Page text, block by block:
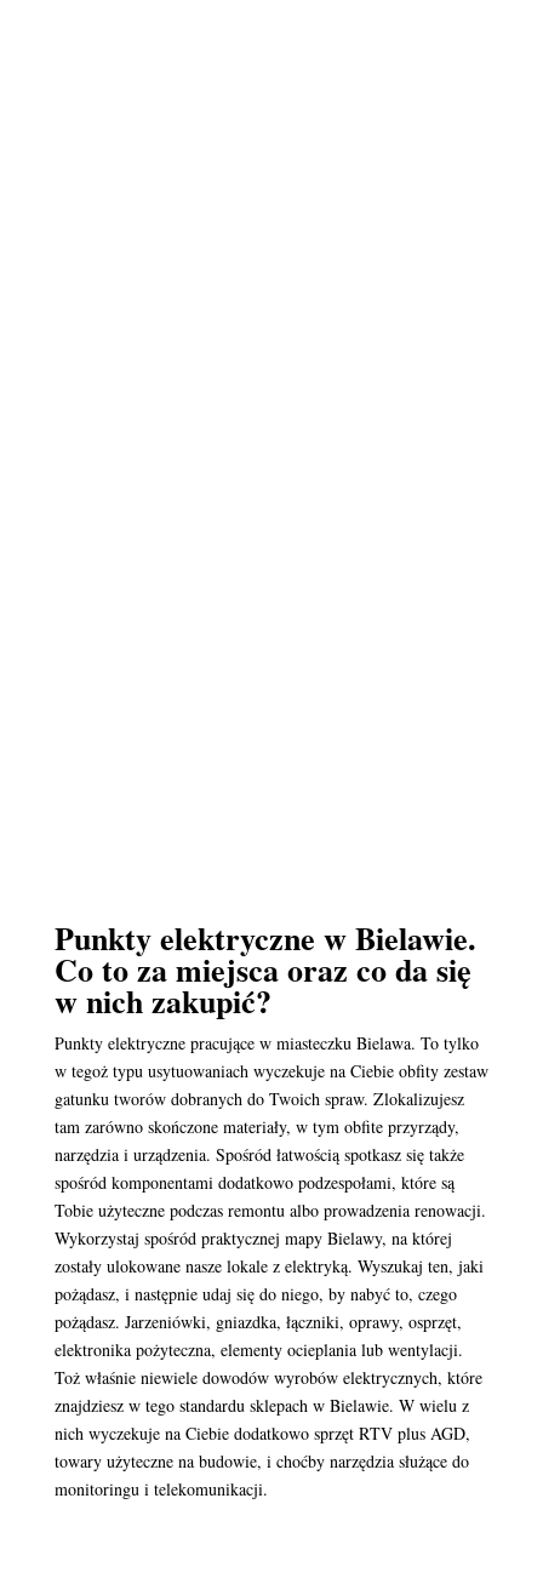
Punkty elektryczne w Bielawie.
Co to za miejsca oraz co da się
w nich zakupić?
Punkty elektryczne pracujące w miasteczku Bielawa. To tylko
w tegoż typu usytuowaniach wyczekuje na Ciebie obfity zestaw
gatunku tworów dobranych do Twoich spraw. Zlokalizujesz
tam zarówno skończone materiały, w tym obfite przyrządy,
narzędzia i urządzenia. Spośród łatwością spotkasz się także
spośród komponentami dodatkowo podzespołami, które są
Tobie użyteczne podczas remontu albo prowadzenia renowacji.
Wykorzystaj spośród praktycznej mapy Bielawy, na której
zostały ulokowane nasze lokale z elektryką. Wyszukaj ten, jaki
pożądasz, i następnie udaj się do niego, by nabyć to, czego
pożądasz. Jarzeniówki, gniazdka, łączniki, oprawy, osprzęt,
elektronika pożyteczna, elementy ocieplania lub wentylacji.
Toż właśnie niewiele dowodów wyrobów elektrycznych, które
znajdziesz w tego standardu sklepach w Bielawie. W wielu z
nich wyczekuje na Ciebie dodatkowo sprzęt RTV plus AGD,
towary użyteczne na budowie, i choćby narzędzia służące do
monitoringu i telekomunikacji.